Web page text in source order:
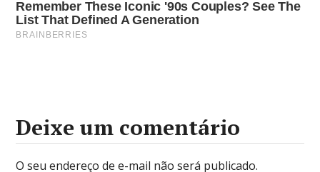
Deixe um comentário
O seu endereço de e-mail não será publicado.